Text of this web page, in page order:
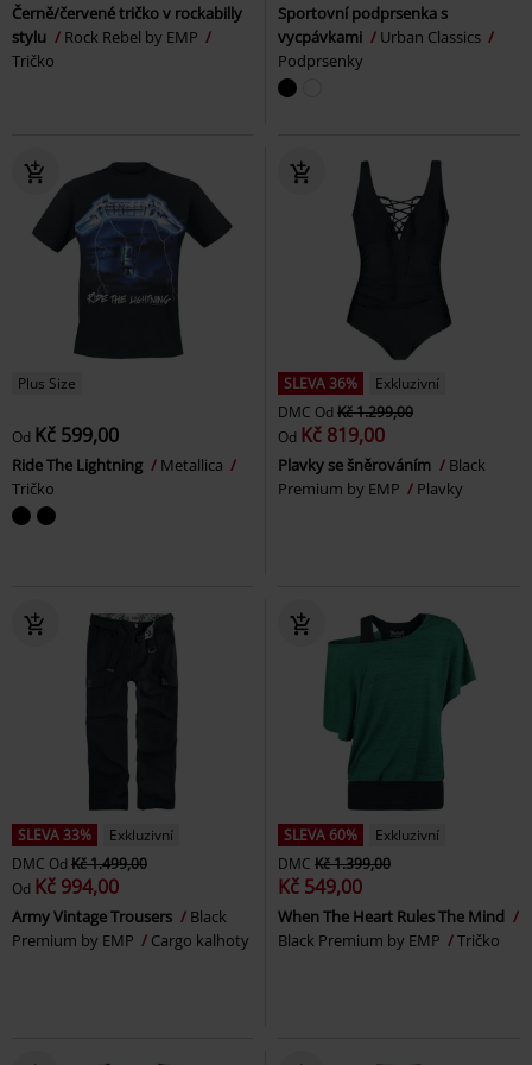
Černě/červené tričko v rockabilly
stylu
Rock Rebel by EMP
Tričko
Sportovní podprsenka s
vycpávkami
Urban Classics
Podprsenky
Plus Size
Od Kč 599,00
Ride The Lightning
Metallica
Tričko
SLEVA 36%
Exkluzivní
DMC Od Kč 1.299,00
Od Kč 819,00
Plavky se šněrováním
Black
Premium by EMP
Plavky
SLEVA 33%
Exkluzivní
DMC Od Kč 1.499,00
Od Kč 994,00
Army Vintage Trousers
Black
Premium by EMP
Cargo kalhoty
SLEVA 60%
Exkluzivní
DMC Kč 1.399,00
Kč 549,00
When The Heart Rules The Mind
Black Premium by EMP
Tričko